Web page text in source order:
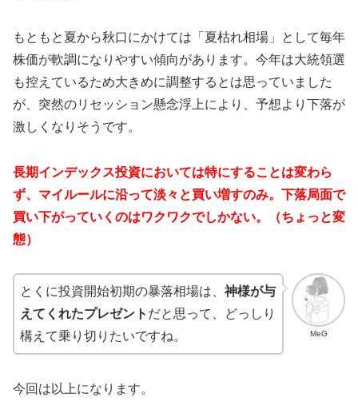
もともと夏から秋口にかけては「夏枯れ相場」として毎年
株価が軟調になりやすい傾向があります。今年は大統領選
も控えているため大きめに調整するとは思っていました
が、突然のリセッション懸念浮上により、予想より下落が
激しくなりそうです。
長期インデックス投資においては特にすることは変わら
ず、マイルールに沿って淡々と買い増すのみ。下落局面で
買い下がっていくのはワクワクでしかない。（ちょっと変
態）
MeG
とくに投資開始初期の暴落相場は、 神様が与
えてくれたプレゼント だと思って、どっしり
構えて乗り切りたいですね。
今回は以上になります。